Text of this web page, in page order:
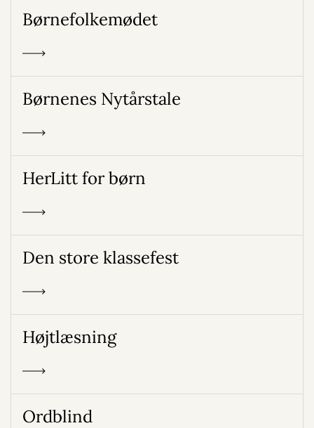
Børnefolkemødet
Børnenes Nytårstale
HerLitt for børn
Den store klassefest
Højtlæsning
Ordblind